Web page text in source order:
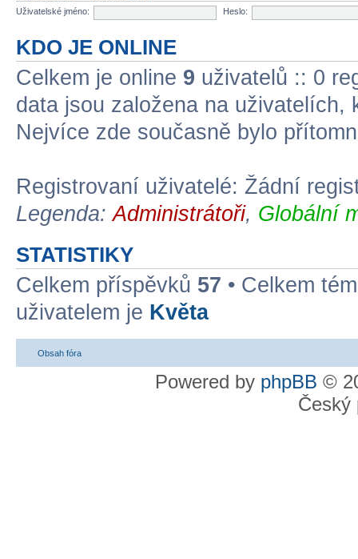
Uživatelské jméno:
Heslo:
KDO JE ONLINE
Celkem je online 9 uživatelů :: 0
data jsou založena na
Nejvíce zde současně bylo
Registrovaní uživatelé: Žádní
Legenda:Administrátoři, Globální
STATISTIKY
Celkem příspěvků 57 • Celkem
uživatelem je Květa
Obsah fóra
Powered by phpBB ©